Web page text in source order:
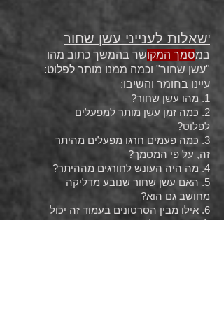
'שאלות לענייני עשן שחור
במסמך המקושר בהמשך כתוב מהו
"עשן שחור" וכמה ממנו מותר לפלוט:
עיינו בחומר והשיבו:
1. מהו עשן שחור?
2. כמה זמן עשן מותר למפעלים
לפלוט?
3. כמה פעמים חרגו מפעלים מהיתר
זה, על פי המסמך?
4. מה היה העונש לחורגים מההיתר?
5. האם עשן שחור שנובע מדליקה
מחושב גם הוא?
6. אילו מבין הסרטונים בעמוד זה יכול
לשמש עדות לקיום עשן שחור. נמקו